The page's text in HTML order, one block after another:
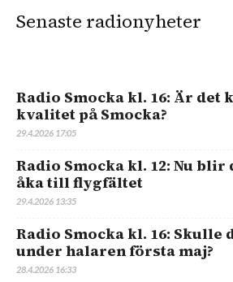
Senaste radionyheter
Radio Smocka kl. 16: Är det
kvalitet på Smocka?
29.4.2026 17:05
Radio Smocka kl. 12: Nu
åka till flygfältet
29.4.2026 13:35
Radio Smocka kl. 16: Skulle
under halaren första maj?
28.4.2026 16:33